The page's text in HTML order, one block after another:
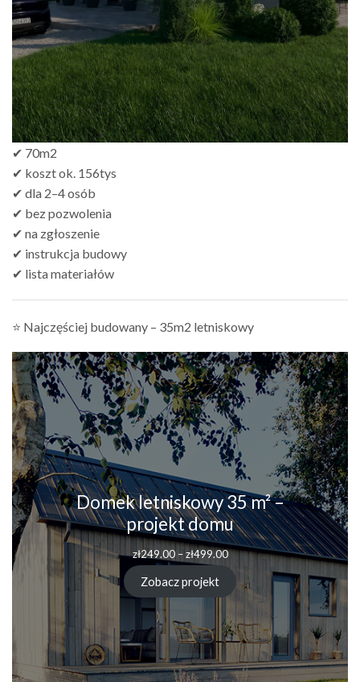
✔ 70m2
✔ koszt ok. 156tys
✔ dla 2–4 osób
✔ bez pozwolenia
✔ na zgłoszenie
✔ instrukcja budowy
✔ lista materiałów
⭐ Najczęściej budowany – 35m2 letniskowy
Domek letniskowy 35 m² –
projekt domu
zł249.00 – zł499.00Zakres
zł249.00
zł499.00
Zobacz projekt